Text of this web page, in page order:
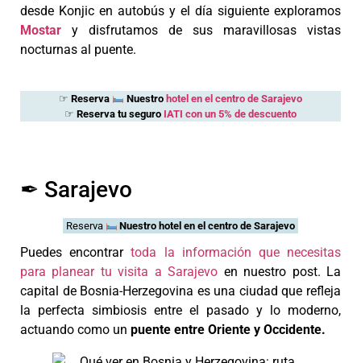
desde Konjic en autobús y el día siguiente exploramos
Mostar y disfrutamos de sus maravillosas vistas
nocturnas al puente.
☞Reserva Nuestro hotel en el centro de Sarajevo
☞ Reserva tu seguro IATI con un 5% de descuento
✒︎ Sarajevo
Reserva Nuestro hotel en el centro de Sarajevo
Puedes encontrartoda la información que necesitas
para planear tu visita a Sarajevo en nuestro post. La
capital de Bosnia-Herzegovina es una ciudad que refleja
la perfecta simbiosis entre el pasado y lo moderno,
actuando como un puente entre Oriente y Occidente.